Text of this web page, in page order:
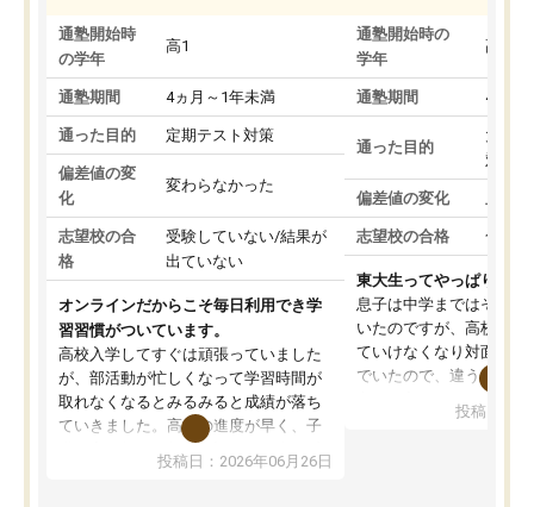
通塾開始時
の学年
高1
通塾期間 4ヵ月～1年未満
通った目的 定期テスト対策
偏差値の変
化
変わらなかった
志望校の合
格
受験していない/結果が
出ていない
オンラインだからこそ毎日利用でき学
習習慣がついています。
高校入学してすぐは頑張っていました
が、部活動が忙しくなって学習時間が
取れなくなるとみるみると成績が落ち
ていきました。高校の進度が早く、子
供も家に帰って勉強の話すると嫌な反
応を示します。東大先生にお願いして
投稿日：2026年06月26日
通塾開始時の
学年
高3
通塾期間 4ヵ月
通った目的
大学
対策
偏差値の変化
志望校の合格 合格
東大生ってやっぱりすご
息子は中学まではそこそ
いたのですが、高校に入
ていけなくなり対面の塾
でいたので、違うアプロ
で、当初は模試でD判定
投稿日：